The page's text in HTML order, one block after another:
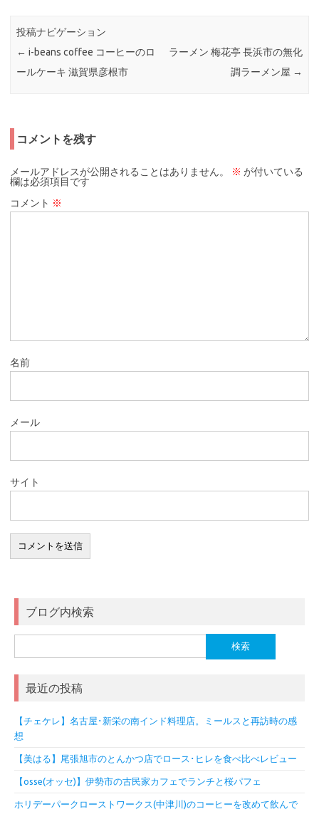
投稿ナビゲーション
← i-beans coffee コーヒーのロ
ールケーキ 滋賀県彦根市
ラーメン 梅花亭 長浜市の無化
調ラーメン屋 →
コメントを残す
メールアドレスが公開されることはありません。 ※ が付いている
欄は必須項目です
コメント ※
名前
メール
サイト
ブログ内検索
索:
最近の投稿
【チェケレ】名古屋･新栄の南インド料理店。ミールスと再訪時の感
想
【美はる】尾張旭市のとんかつ店でロース･ヒレを食べ比べレビュー
【osse(オッセ)】伊勢市の古民家カフェでランチと桜パフェ
ホリデーパークローストワークス(中津川)のコーヒーを改めて飲んで